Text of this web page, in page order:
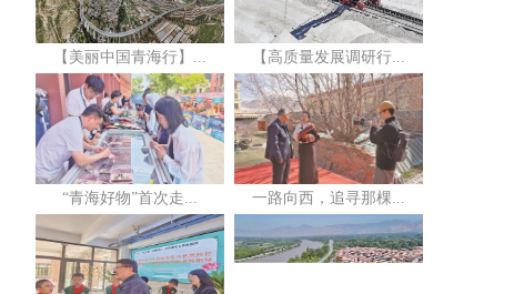
【美丽中国青海行】... 【高质量发展调研行...
“青海好物”首次走... 一路向西，追寻那棵...